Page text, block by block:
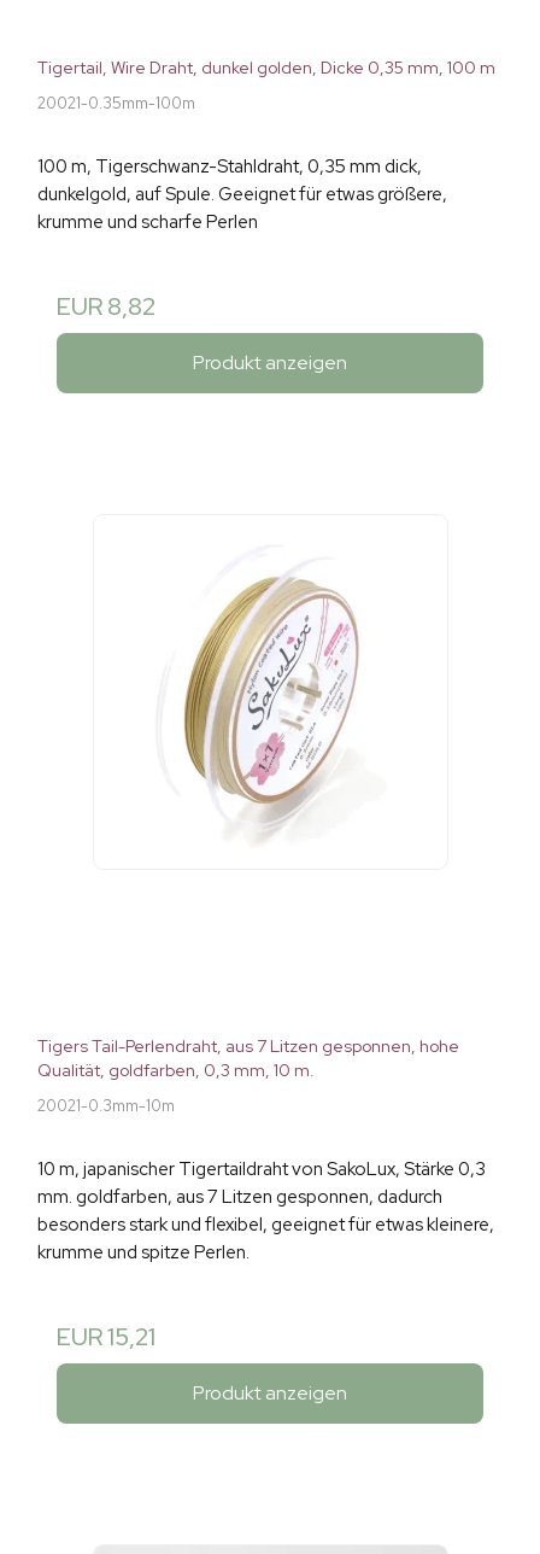
Tigertail, Wire Draht, dunkel golden, Dicke 0,35 mm, 100 m
20021-0.35mm-100m
100 m, Tigerschwanz-Stahldraht, 0,35 mm dick,
dunkelgold, auf Spule. Geeignet für etwas größere,
krumme und scharfe Perlen
EUR 8,82
Produkt anzeigen
Tigers Tail-Perlendraht, aus 7 Litzen gesponnen, hohe
Qualität, goldfarben, 0,3 mm, 10 m.
20021-0.3mm-10m
10 m, japanischer Tigertaildraht von SakoLux, Stärke 0,3
mm. goldfarben, aus 7 Litzen gesponnen, dadurch
besonders stark und flexibel, geeignet für etwas kleinere,
krumme und spitze Perlen.
EUR 15,21
Produkt anzeigen